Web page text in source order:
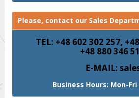
Please, contact our Sales
TEL: +48 602 302 257,
+48 880 346
E-MAIL:
Business Hours: Mon-Fri